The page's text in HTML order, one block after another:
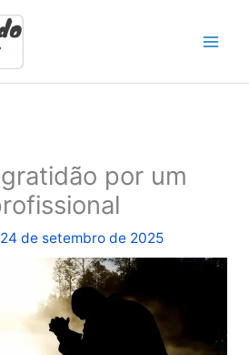
por um
24 de setembro de 2025